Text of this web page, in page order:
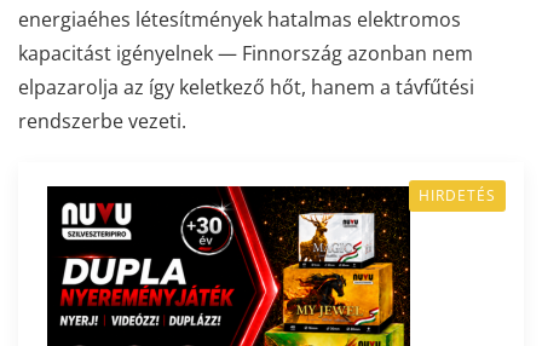
energiaéhes létesítmények hatalmas elektromos
kapacitást igényelnek — Finnország azonban nem
elpazarolja az így keletkező hőt, hanem a távfűtési
rendszerbe vezeti.
HIRDETÉS